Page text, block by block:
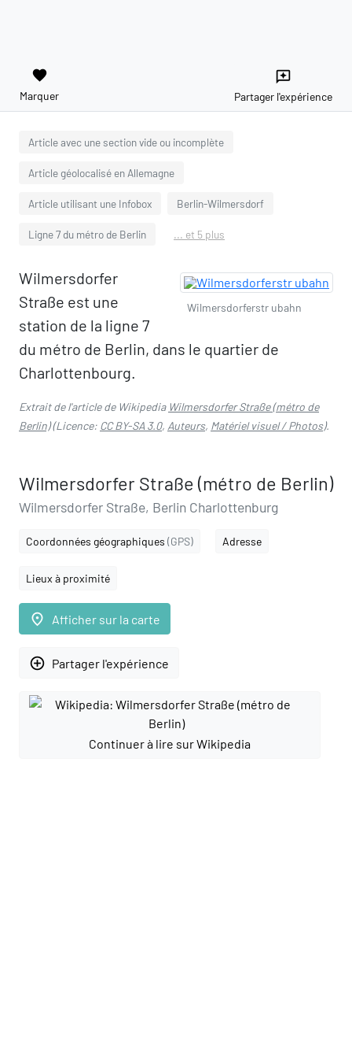
favorite
Marquer
reviews
Partager l'expérience
Article avec une section vide ou incomplète
Article géolocalisé en Allemagne
Article utilisant une Infobox Berlin-Wilmersdorf
Ligne 7 du métro de Berlin ... et 5 plus
Wilmersdorferstr ubahn
Wilmersdorfer
Straße est une
station de la ligne 7
du métro de Berlin, dans le quartier de
Charlottenbourg.
Extrait de l'article de Wikipedia Wilmersdorfer Straße (métro de
Berlin)(Licence: CC BY-SA 3.0, Auteurs, Matériel visuel / Photos).
Wilmersdorfer Straße (métro de Berlin)
Wilmersdorfer Straße, Berlin Charlottenburg
Coordonnées géographiques (GPS) Adresse
Lieux à proximité
place Afficher sur la carte
add_circle_outline Partager l'expérience
Continuer à lire sur Wikipedia